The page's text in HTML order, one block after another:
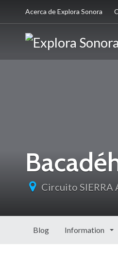
Acerca de Explora Sonora
Circuito SIERRA
Blog Information